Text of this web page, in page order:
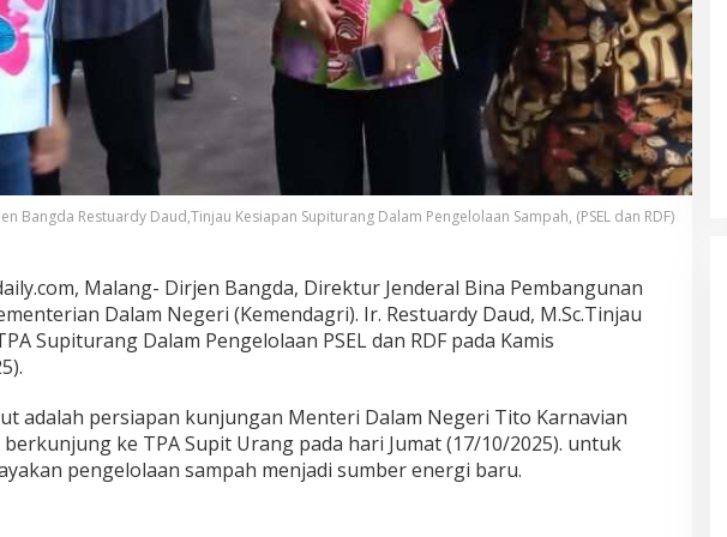
a
u
K
i
a
a
u
p
i
t
a
n
g
Bangda Restuardy Daud,Tinjau Kesiapan Supiturang Dalam Pengelolaan Sampah, (PSEL dan RDF)
Malang- Dirjen Bangda, Direktur Jenderal Bina Pembangunan
Dalam Negeri (Kemendagri). Ir. Restuardy Daud, M.Sc.Tinjau
Supiturang Dalam Pengelolaan PSEL dan RDF pada Kamis
adalah persiapan kunjungan Menteri Dalam Negeri Tito Karnavian
ke TPA Supit Urang pada hari Jumat (17/10/2025). untuk
pengelolaan sampah menjadi sumber energi baru.
Akademisi UNJ Kenalkan AI
sebagai Reflective Feedback Tool
untuk Guru SD Kota Depok